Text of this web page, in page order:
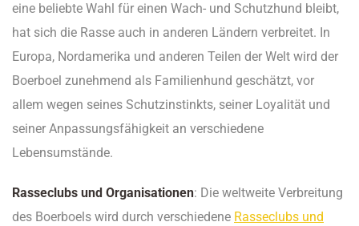
eine beliebte Wahl für einen Wach- und Schutzhund bleibt,
hat sich die Rasse auch in anderen Ländern verbreitet. In
Europa, Nordamerika und anderen Teilen der Welt wird der
Boerboel zunehmend als Familienhund geschätzt, vor
allem wegen seines Schutzinstinkts, seiner Loyalität und
seiner Anpassungsfähigkeit an verschiedene
Lebensumstände.
Rasseclubs und Organisationen: Die weltweite Verbreitung
des Boerboels wird durch verschiedene Rasseclubs und